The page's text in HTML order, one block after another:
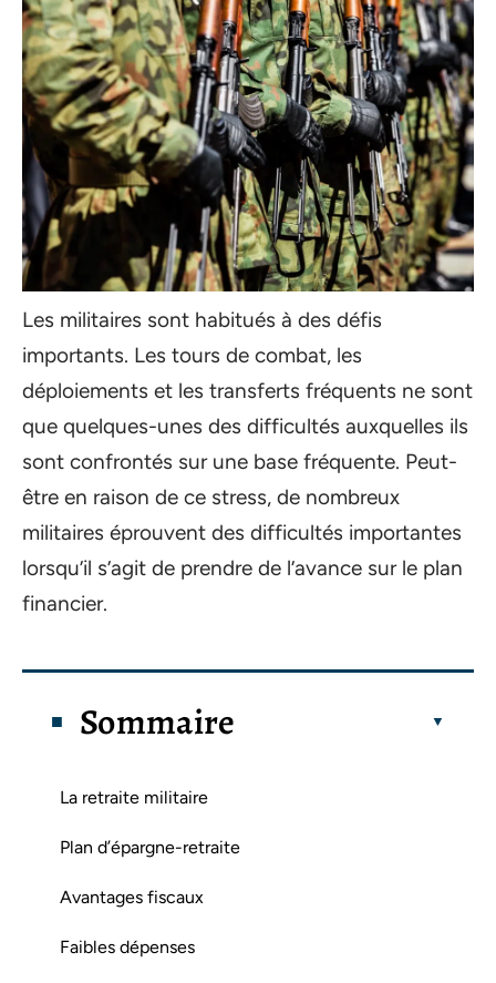
Les militaires sont habitués à des défis
importants. Les tours de combat, les
déploiements et les transferts fréquents ne sont
que quelques-unes des difficultés auxquelles ils
sont confrontés sur une base fréquente. Peut-
être en raison de ce stress, de nombreux
militaires éprouvent des difficultés importantes
lorsqu’il s’agit de prendre de l’avance sur le plan
financier.
Sommaire
La retraite militaire
Plan d’épargne-retraite
Avantages fiscaux
Faibles dépenses